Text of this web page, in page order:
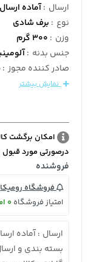
ارسال :آماده ارسال
نوع : برف شادی
وزن : 300 گرم
جنس بدنه :
صادر کننده مجوز :
نمایش بیشتر
امکان برگشت
درصورتی مورد قبول
فروشنده
فروشگاه رومیکا
امتیاز فروشگاه 0 امتیاز از 0 رای
ارسال : آماده
بسته بندی و